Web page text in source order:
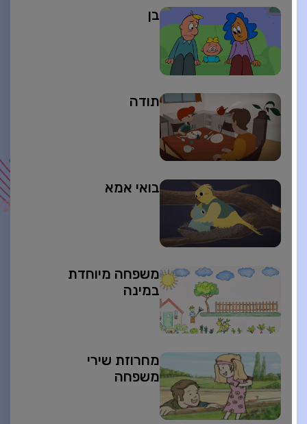
בן
תודה
בואי אמא
משפחה מיוחדת
במינה
מחרוזת שירי
משפחה